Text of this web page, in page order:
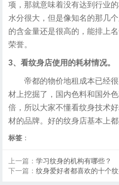
项，那就意味着没有达到行业
水分很大，但是像知名的那几
的含金量还是很高的，能排上
荣誉。
3、看纹身店使用的耗材情况。
帝都的物价地租成本已经很
材上挖掘了，国内色料和国外
倍，所以大家不懂看纹身技术
材的品牌。好的纹身店基本上都
标签 ：
上一篇： 学习纹身的机构有哪些？
下一篇： 纹身爱好者都喜欢的十个